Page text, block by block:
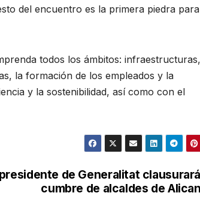
del encuentro es la primera piedra para
todos los ámbitos: infraestructuras,
la formación de los empleados y la
y la sostenibilidad, así como con el
de Generalitat
cumbre de alcaldes de